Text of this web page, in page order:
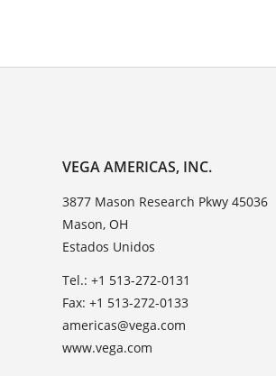
VEGA AMERICAS, INC.
3877 Mason Research Pkwy 45036
Mason, OH
Estados Unidos
Tel.: +1 513-272-0131
Fax: +1 513-272-0133
americas@vega.com
www.vega.com